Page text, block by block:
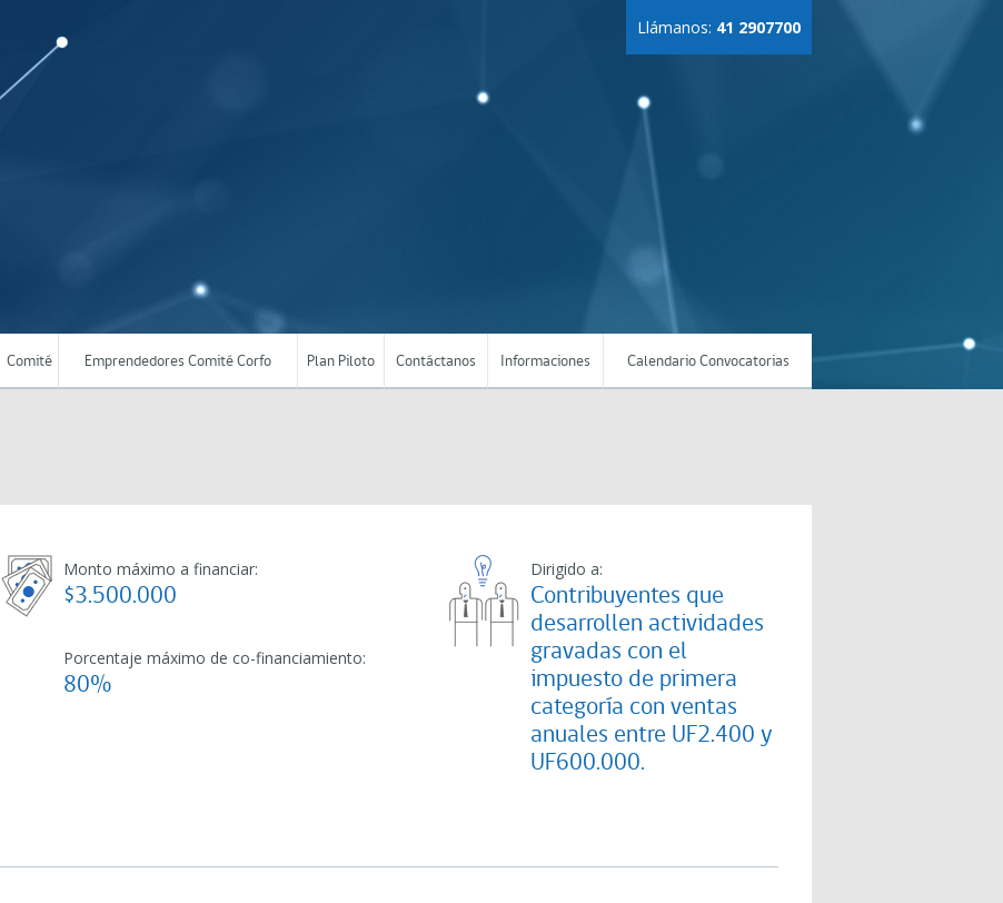
Comité Emprendedores Comité Corfo Plan Piloto Contáctanos Informaciones Calendario Convocatorias
Llámanos: 41 2907700
Monto máximo a financiar:
$3.500.000
Porcentaje máximo de co-financiamiento:
80%
Dirigido a:
Contribuyentes que
desarrollen actividades
gravadas con el
impuesto de primera
categoría con ventas
anuales entre UF2.400 y
UF600.000.